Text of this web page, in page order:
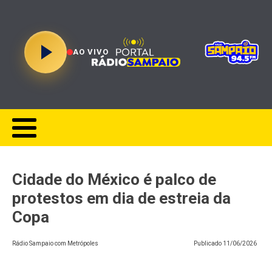
AO VIVO
Cidade do México é palco de
protestos em dia de estreia da
Copa
Rádio Sampaio com Metrópoles Publicado 11/06/2026